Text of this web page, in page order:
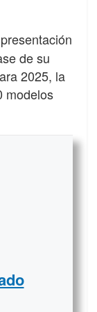
de su
2025, la
modelos